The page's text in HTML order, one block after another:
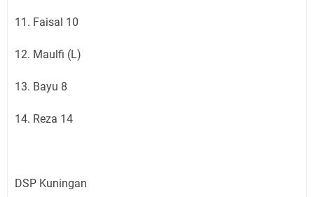
11. Faisal 10
12. Maulfi (L)
13. Bayu 8
14. Reza 14
DSP Kuningan